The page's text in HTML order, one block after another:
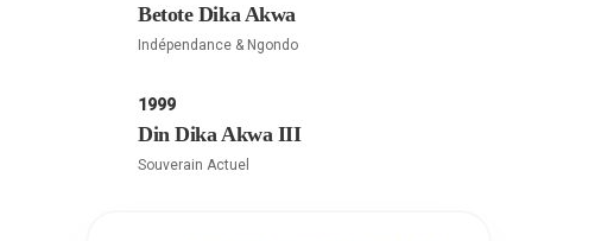
Betote Dika Akwa
Indépendance & Ngondo
1999
Din Dika Akwa III
Souverain Actuel